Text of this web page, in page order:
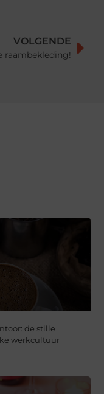
VOLGENDE
raambekleding!
de stille
werkcultuur